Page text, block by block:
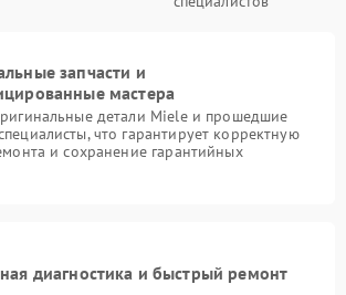
запчасти и
мастера
детали Miele и прошедшие
что гарантирует корректную
и сохранение гарантийных
диагностика и быстрый ремонт